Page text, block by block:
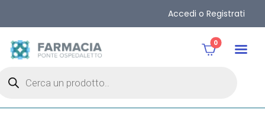
Accedi o Registrati
0